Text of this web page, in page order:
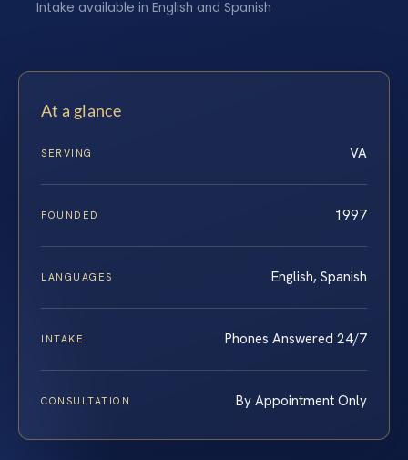
Intake available in English and Spanish
At a glance
SERVING VA
FOUNDED 1997
LANGUAGES English, Spanish
INTAKE Phones Answered 24/7
CONSULTATION By Appointment Only